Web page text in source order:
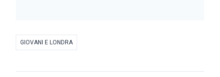
GIOVANI E LONDRA